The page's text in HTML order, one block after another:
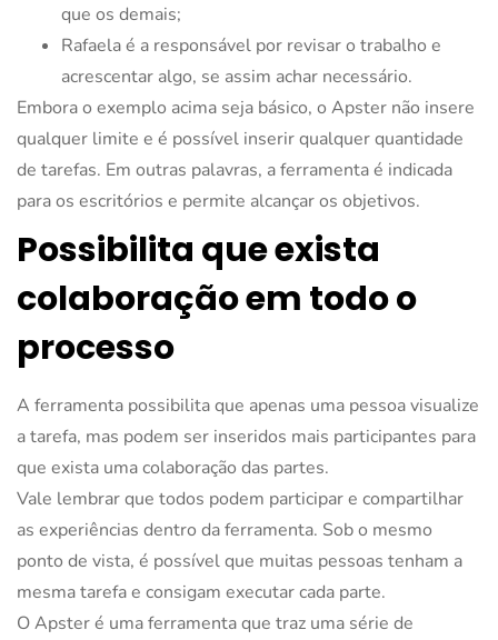
que os demais;
Rafaela é a responsável por revisar o trabalho e
acrescentar algo, se assim achar necessário.
Embora o exemplo acima seja básico, o Apster não insere
qualquer limite e é possível inserir qualquer quantidade
de tarefas. Em outras palavras, a ferramenta é indicada
para os escritórios e permite alcançar os objetivos.
Possibilita que exista
colaboração em todo o
processo
A ferramenta possibilita que apenas uma pessoa visualize
a tarefa, mas podem ser inseridos mais participantes para
que exista uma colaboração das partes.
Vale lembrar que todos podem participar e compartilhar
as experiências dentro da ferramenta. Sob o mesmo
ponto de vista, é possível que muitas pessoas tenham a
mesma tarefa e consigam executar cada parte.
O Apster é uma ferramenta que traz uma série de